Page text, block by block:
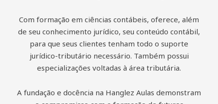
Com formação em ciências contábeis, oferece, além
de seu conhecimento jurídico, seu conteúdo contábil,
para que seus clientes tenham todo o suporte
jurídico-tributário necessário. Também possui
especializações voltadas à área tributária.
A fundação e docência na Hanglez Aulas demonstram